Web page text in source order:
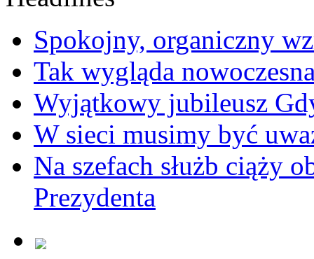
Spokojny, organiczny
Tak wygląda
Wyjątkowy jubileusz
W sieci musimy być
Na szefach służb ciąży
Prezydenta